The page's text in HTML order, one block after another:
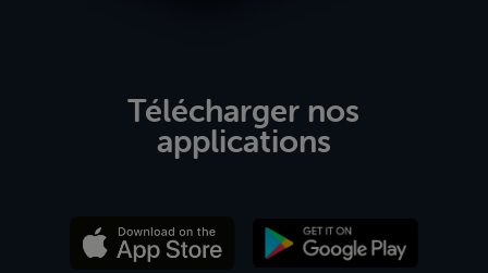
Télécharger nos
applications